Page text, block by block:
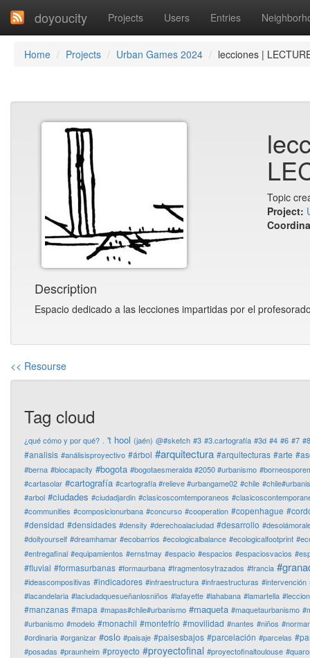
doyoucity Projects Users Entries
Home Projects Urban Games 2024 lecciones |
Topic
Project:
Description
Espacio dedicado a las lecciones impartidas por el
<< Resourse
Tag cloud
¿qué cómo y por qué? . 't hool (jaén) @#sketch #3 #3.cartografía #3d #4 #6 #7 #8
#analisis #análisisproyectivo #árbol #arquitectura #arquitecturas #arte
#berna #biocapacity #bogota #bogotaesmeralda #2050 #urbanismo
#cartasolar #cartografía #cartografía #relieve #urbangame02 #chile
#arbol #ciudades #ciudadjardin #clasicoscomtemporaneos
#communities #composicionurbana #concurso #cooperation #copenhague
#densidad #densidades #density #derechoalaciudad #desarrollo
#doityourself #dreamhamar #ecobarrios #ecologicalbalance #ecologicalfootprint
#entregafinal #equipamientos #ernstmay #espacio #espacios #espaciosvacios
#fluvial #formasurbanas #formaurbana #fragmentosytrazados #francia
#ideascompositivas #indicadores #infraestructura #infraestructuras #intervención
#lacandelaria #laciudadquesueñanlosniños #lafayette #lahabana #lamartella
#manzanas #mapa #mapas#chile#urbanismo #maqueta #maquetaurbanismo
#urbanismo #modelo #monachil #montefrío #movilidad #nantes #niños
#ordinaria #organizar #oslo #paisaje #paisesbajos #parcelación #parcelas
#posadas #praunheim #proyecto #proyectofinal #proyectofinaltoulouse